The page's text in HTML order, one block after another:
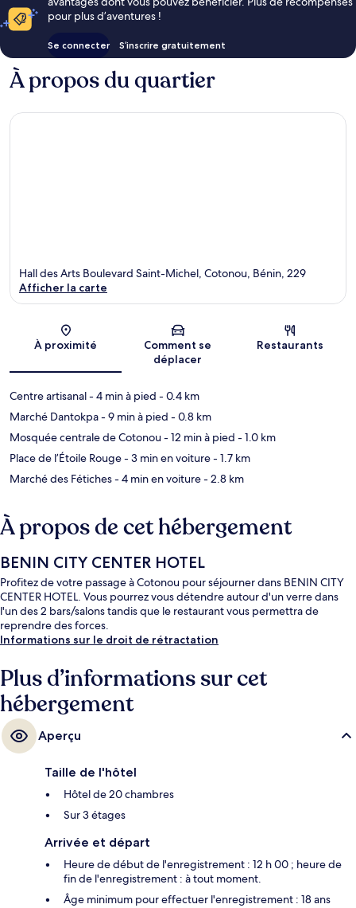
pour plus d’aventures !
Se connecter S’inscrire gratuitement
À propos du quartier
Carte
Hall des Arts Boulevard Saint-Michel, Cotonou, Bénin, 229
Afficher la carte
À proximité
Comment se
déplacer
Restaurants
Centre artisanal- 4 min à pied - 0.4 km
Marché Dantokpa- 9 min à pied - 0.8 km
Mosquée centrale de Cotonou- 12 min à pied - 1.0 km
Place de l’Étoile Rouge- 3 min en voiture- 1.7 km
Marché des Fétiches- 4 min en voiture- 2.8 km
À propos de cet hébergement
BENIN CITY CENTER HOTEL
Profitez de votre passage à Cotonou pour séjourner dans BENIN CITY
CENTER HOTEL. Vous pourrez vous détendre autour d'un verre dans
l'un des 2 bars/salons tandis que le restaurant vous permettra de
reprendre des forces.
Informations sur le droit de rétractation
Plus d’informations sur cet
hébergement
Aperçu
Taille de l'hôtel
Hôtel de 20 chambres
Sur 3 étages
Arrivée et départ
Heure de début de l'enregistrement : 12 h 00 ; heure de
fin de l'enregistrement : à tout moment.
Âge minimum pour effectuer l'enregistrement : 18 ans